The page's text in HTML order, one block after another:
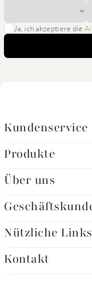
Ja, ich akzeptiere die
Kundenservice
Produkte
Über uns
Nützliche Links
Kontakt